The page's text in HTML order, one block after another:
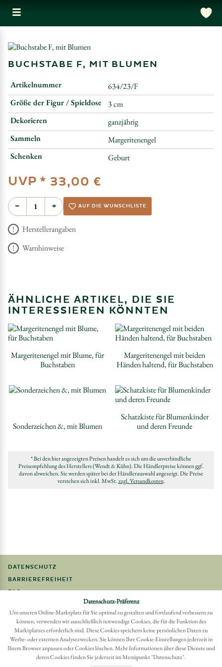
BUCHSTABE F, MIT BLUMEN
Artikelnummer
634/23/F
Größe der Figur / Spieldose
3 cm
Dekorieren
ganzjährig
Sammeln
Margeritenengel
Schenken
Geburt
UVP * 33,00 €
− + AUF DIE WUNSCHLISTE
Herstellerangaben
Warnhinweise
ÄHNLICHE ARTIKEL, DIE SIE
INTERESSIEREN KÖNNTEN
Margeritenengel mit Blume, für
Buchstaben
Margeritenengel mit beiden
Händen haltend, für Buchstaben
Sonderzeichen &, mit Blumen
Schatzkiste für Blumenkinder
und deren Freunde
* Bei den hier angezeigten Preisen handelt es sich um die unverbindliche
Preisempfehlung des Herstellers (Wendt & Kühn). Die Händlerpreise können ggf.
davon abweichen. Sie werden später bei der Händlerauswahl angezeigt. Die Preise
verstehen sich inkl. MwSt.zzgl. Versandkosten.
DATENSCHUTZ
BARRIEREFREIHEIT
FAQ
Möchten Sie eine Bestellung widerrufen?
Hier Widerruf mit wenigen Klicks online erreichen
BESTELLUNG WIDERRUFEN
Datenschutz-Präferenz
Um unseren Online-Marktplatz für Sie optimal zu gestalten und fortlaufend verbessern zu
können, verwenden wir ausschließlich notwendige Cookies, die für die Funktion des
Marktplatzes erforderlich sind. Diese Cookies speichern keine persönlichen Daten zu
Werbe- oder externen Analysezwecken. Sie können Ihre Cookie-Einstellungen jederzeit in
Ihrem Browser anpassen oder Cookies löschen. Mehr Informationen über diese Dienste und
deren Cookies finden Sie jederzeit im Menüpunkt "Datenschutz".